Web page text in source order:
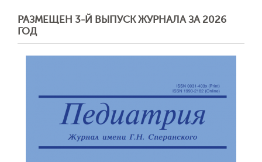
РАЗМЕЩЕН 3-Й ВЫПУСК ЖУРНАЛА ЗА 2026
ГОД